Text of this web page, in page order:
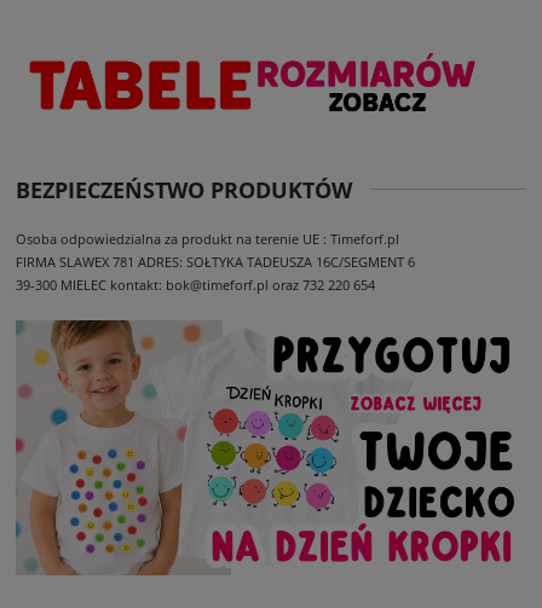
BEZPIECZEŃSTWO PRODUKTÓW
Osoba odpowiedzialna za produkt na terenie UE : Timeforf.pl
FIRMA SLAWEX 781 ADRES: SOŁTYKA TADEUSZA 16C/SEGMENT 6
39-300 MIELEC kontakt: bok@timeforf.pl oraz 732 220 654